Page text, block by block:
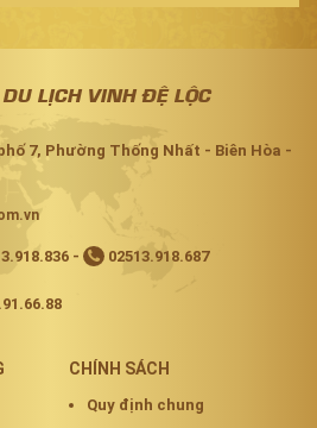
LỊCH VINH ĐỆ LỘC
7, Phường Thống Nhất - Biên Hòa -
- 02513.918.687
CHÍNH SÁCH
Quy định chung